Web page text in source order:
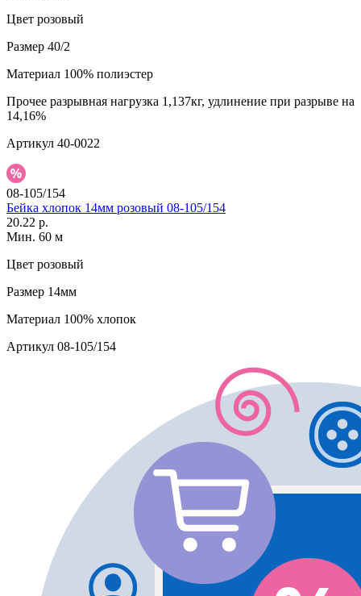
Цвет розовый
Размер 40/2
Материал 100% полиэстер
Прочее разрывная нагрузка 1,137кг, удлинение при разрыве на
14,16%
Артикул 40-0022
08-105/154
Бейка хлопок 14мм розовый 08-105/154
20.22 р.
Мин. 60 м
Цвет розовый
Размер 14мм
Материал 100% хлопок
Артикул 08-105/154